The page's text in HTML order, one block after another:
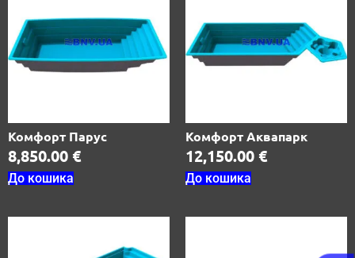
Комфорт Парус
8,850.00 €
До кошика
Комфорт Аквапарк
12,150.00 €
До кошика